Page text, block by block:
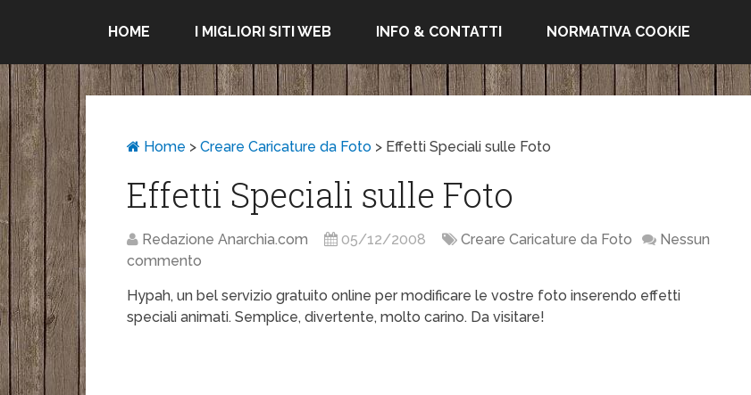
HOME I MIGLIORI SITI WEB INFO & CONTATTI NORMATIVA COOKIE
Home >Creare Caricature da Foto > Effetti Speciali sulle Foto
Effetti Speciali sulle Foto
Redazione Anarchia.com 05/12/2008 Creare Caricature da Foto
Nessun
commento
Hypah, un bel servizio gratuito online per modificare le vostre foto inserendo effetti
speciali animati. Semplice, divertente, molto carino. Da visitare!